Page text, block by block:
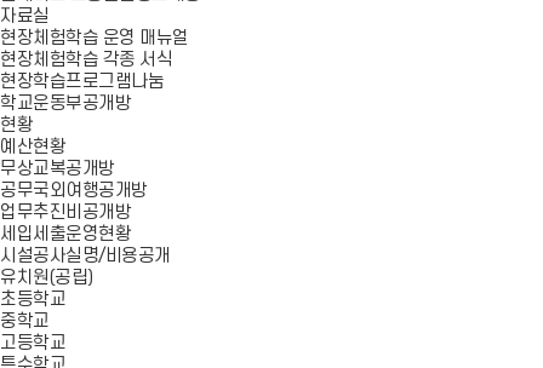
자료실
현장체험학습 운영 매뉴얼
현장체험학습 각종 서식
현장학습프로그램나눔
학교운동부공개방
현황
예산현황
무상교복공개방
공무국외여행공개방
업무추진비공개방
세입세출운영현황
시설공사실명/비용공개
유치원(공립)
초등학교
중학교
고등학교